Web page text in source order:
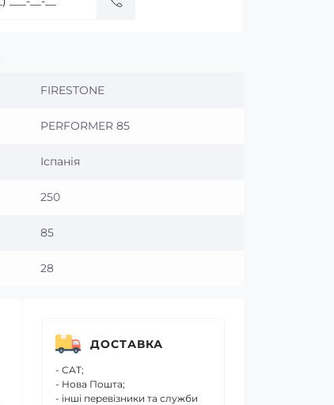
FIRESTONE
PERFORMER 85
Іспанія
250
85
28
ДОСТАВКА
- САТ;
- Нова Пошта;
- інші перевізники та служби